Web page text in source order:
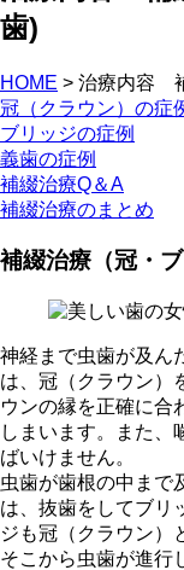
歯)
HOME > 治療内容
冠（クラウン）の症
ブリッジの症例
義歯の症例
補綴治療Q＆A
補綴治療のまとめ
補綴治療（冠・
神経まで虫歯が及ん
は、冠（クラウン）
ウンの縁を正確に合
しまいます。また、
ばいけません。
虫歯が歯根の中まで
は、抜歯をしてブリ
ジも冠（クラウン）
そこから虫歯が進行